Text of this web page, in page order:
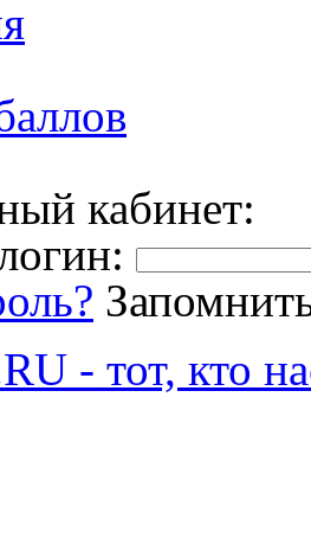
кабинет:
- тот, кто